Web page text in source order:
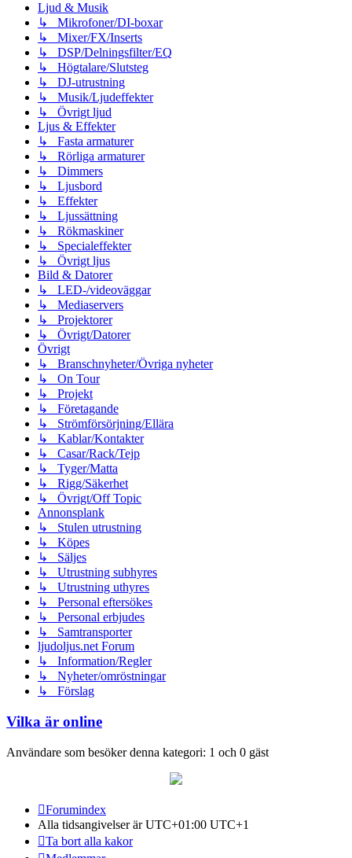
Ljud & Musik
↳ Mikrofoner/DI-boxar
↳ Mixer/FX/Inserts
↳ DSP/Delningsfilter/EQ
↳ Högtalare/Slutsteg
↳ DJ-utrustning
↳ Musik/Ljudeffekter
↳ Övrigt ljud
Ljus & Effekter
↳ Fasta armaturer
↳ Rörliga armaturer
↳ Dimmers
↳ Ljusbord
↳ Effekter
↳ Ljussättning
↳ Rökmaskiner
↳ Specialeffekter
↳ Övrigt ljus
Bild & Datorer
↳ LED-/videoväggar
↳ Mediaservers
↳ Projektorer
↳ Övrigt/Datorer
Övrigt
↳ Branschnyheter/Övriga nyheter
↳ On Tour
↳ Projekt
↳ Företagande
↳ Strömförsörjning/Ellära
↳ Kablar/Kontakter
↳ Casar/Rack/Tejp
↳ Tyger/Matta
↳ Rigg/Säkerhet
↳ Övrigt/Off Topic
Annonsplank
↳ Stulen utrustning
↳ Köpes
↳ Säljes
↳ Utrustning subhyres
↳ Utrustning uthyres
↳ Personal eftersökes
↳ Personal erbjudes
↳ Samtransporter
ljudoljus.net Forum
↳ Information/Regler
↳ Nyheter/omröstningar
↳ Förslag
Vilka är online
Användare som besöker denna kategori: 1 och 0 gäst
Forumindex
Alla tidsangivelser är UTC+01:00 UTC+1
Ta bort alla kakor